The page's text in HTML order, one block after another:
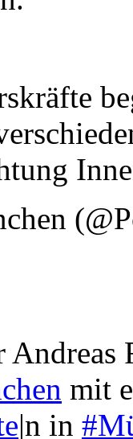
Andreas
mit
|n in